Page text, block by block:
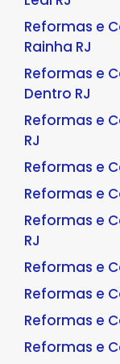
Reformas e
Rainha RJ
Reformas e
Dentro RJ
Reformas e
RJ
Reformas e
Reformas e
Reformas e
RJ
Reformas e
Reformas e
Reformas e
Reformas e